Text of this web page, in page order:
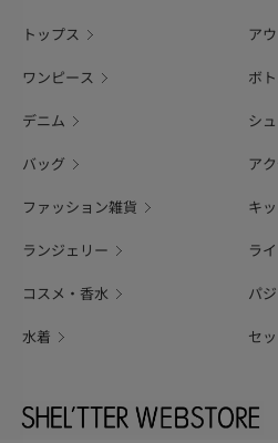
トップス ア
ワンピース ボ
デニム シ
バッグ ア
ファッション雑貨 キ
ランジェリー ラ
コスメ・香水 パ
水着 セ